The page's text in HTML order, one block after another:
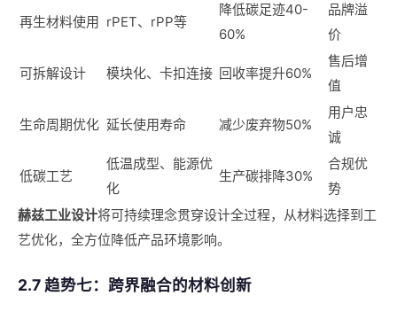
再生材料使用 rPET、rPP等
降低碳足迹40-
60%
品牌溢
价
可拆解设计 模块化、卡扣连接 回收率提升60%
售后增
值
生命周期优化 延长使用寿命 减少废弃物50%
用户忠
诚
低碳工艺
低温成型、能源优
化
生产碳排降30%
合规优
势
赫兹工业设计将可持续理念贯穿设计全过程，从材料选择到工
艺优化，全方位降低产品环境影响。
2.7 趋势七：跨界融合的材料创新